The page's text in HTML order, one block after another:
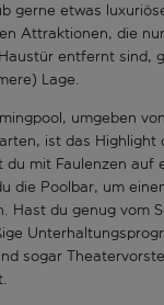
gerne etwas
Attraktionen, die
entfernt sind,
Lage.
umgeben
ist das Highlight
mit Faulenzen auf
die Poolbar, um
Hast du genug vom
sogar